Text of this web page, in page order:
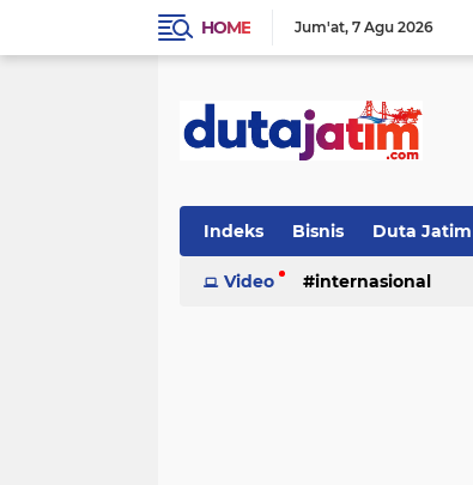
HOME Jum'at 7 Agu 2026
Indeks Bisnis Duta Jatim
Video internasional